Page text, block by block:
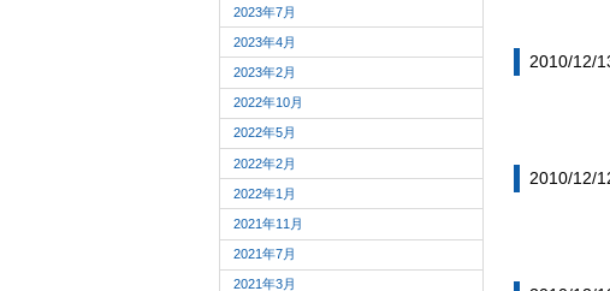
2010/12/
2010/12/
2023年7月
2023年4月
2023年2月
2022年10月
2022年5月
2022年2月
2022年1月
2021年11月
2021年7月
2021年3月